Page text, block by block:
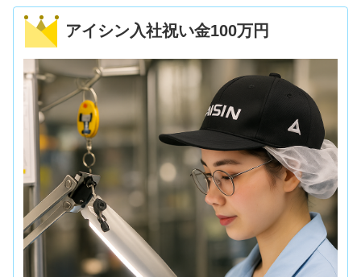
アイシン入社祝い金100万円